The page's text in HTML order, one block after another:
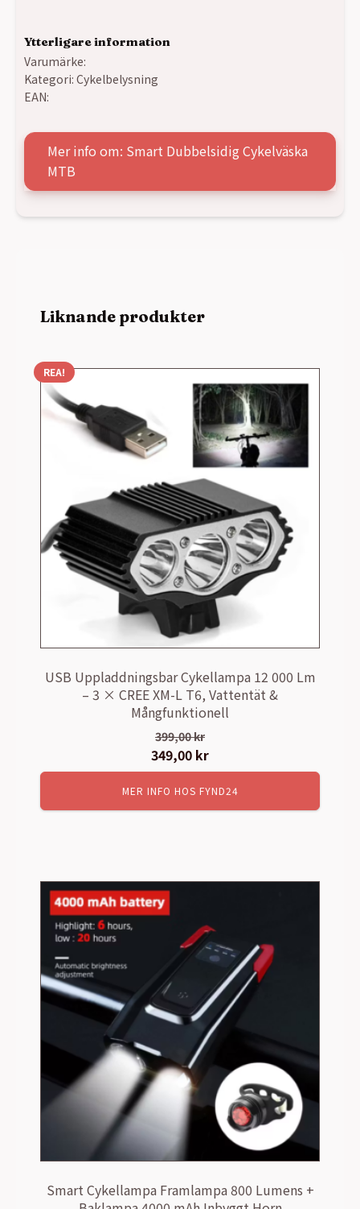
Ytterligare information
Varumärke:
Kategori: Cykelbelysning
EAN:
Mer info om: Smart Dubbelsidig Cykelväska
MTB
Liknande produkter
REA!
USB Uppladdningsbar Cykellampa 12 000 Lm
– 3 × CREE XM-L T6, Vattentät &
Mångfunktionell
399,00kr
Det
ursprungliga
priset
var:
349,00 kr
nuvarande
priset
är:
MER INFO HOS FYND24
Smart Cykellampa Framlampa 800 Lumens +